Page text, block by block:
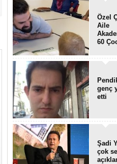
Özel
Aile
60
genç
etti
Şadi
çok